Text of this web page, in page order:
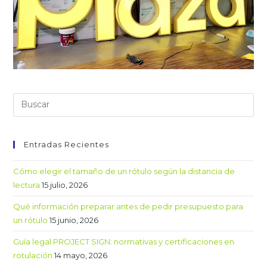
Entradas Recientes
Cómo elegir el tamaño de un rótulo según la distancia de
lectura 15 julio, 2026
Qué información preparar antes de pedir presupuesto para
un rótulo 15 junio, 2026
Guía legal PROJECT SIGN: normativas y certificaciones en
rotulación 14 mayo, 2026